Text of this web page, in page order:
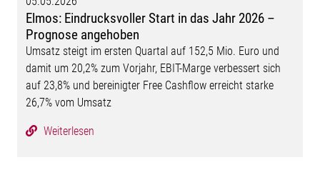
Elmos: Eindrucksvoller Start in das Jahr 2026 –
Prognose angehoben
Umsatz steigt im ersten Quartal auf 152,5 Mio. Euro und
damit um 20,2% zum Vorjahr, EBIT-Marge verbessert sich
auf 23,8% und bereinigter Free Cashflow erreicht starke
26,7% vom Umsatz
Weiterlesen